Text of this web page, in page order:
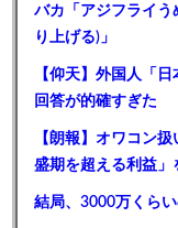
バカ「アジフライ
り上げる)」
【仰天】外国人「
回答が的確すぎた
【朗報】オワコン
盛期を超える利益」
結局、3000万くら